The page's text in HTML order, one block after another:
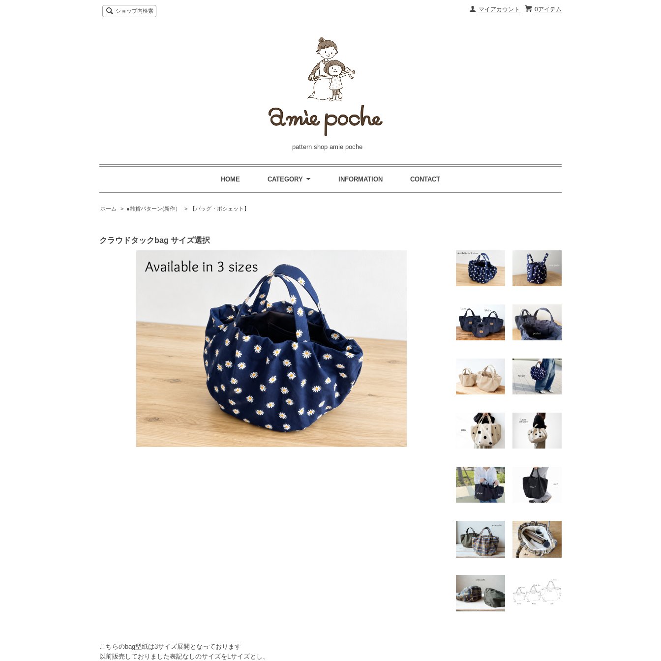
0アイテム
マイアカウント
ショップ内検索
pattern shop amie poche
HOME CATEGORY INFORMATION CONTACT
ホーム > ●雑貨パターン(新作） > 【バッグ・ポシェット】
クラウドタックbag サイズ選択
こちらのbag型紙は3サイズ展開となっております
以前販売しておりました表記なしのサイズをLサイズとし、